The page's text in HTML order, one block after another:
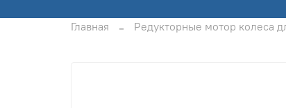
Главная Редукторные мотор колеса